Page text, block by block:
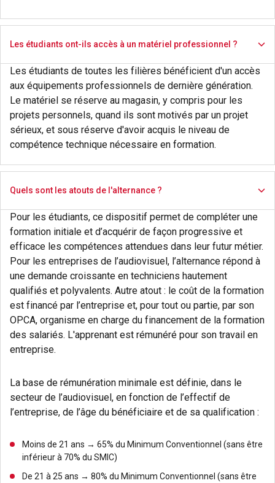
Les étudiants ont-ils accès à un matériel professionnel ?
Les étudiants de toutes les filières bénéficient d'un accès
aux équipements professionnels de dernière génération.
Le matériel se réserve au magasin, y compris pour les
projets personnels, quand ils sont motivés par un projet
sérieux, et sous réserve d'avoir acquis le niveau de
compétence technique nécessaire en formation.
Quels sont les atouts de l'alternance ?
Pour les étudiants, ce dispositif permet de compléter une
formation initiale et d’acquérir de façon progressive et
efficace les compétences attendues dans leur futur métier.
Pour les entreprises de l’audiovisuel, l’alternance répond à
une demande croissante en techniciens hautement
qualifiés et polyvalents. Autre atout : le coût de la formation
est financé par l’entreprise et, pour tout ou partie, par son
OPCA, organisme en charge du financement de la formation
des salariés. L'apprenant est rémunéré pour son travail en
entreprise.
La base de rémunération minimale est définie, dans le
secteur de l’audiovisuel, en fonction de l’effectif de
l’entreprise, de l’âge du bénéficiaire et de sa qualification :
Moins de 21 ans → 65% du Minimum Conventionnel (sans être
inférieur à 70% du SMIC)
De 21 à 25 ans → 80% du Minimum Conventionnel (sans être